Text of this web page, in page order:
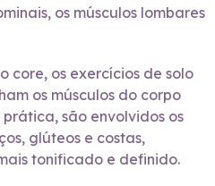
os músculos lombares
core, os exercícios de solo
os músculos do corpo
são envolvidos os
glúteos e costas,
tonificado e definido.